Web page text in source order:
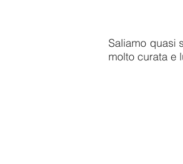
Saliamo quasi
molto curata e